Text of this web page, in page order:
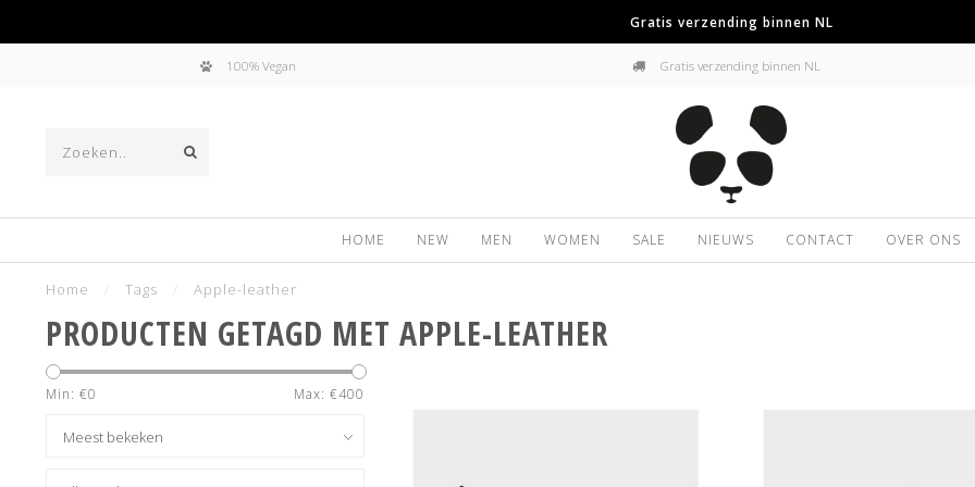
Gratis verzending binnen NL
100% Vegan Gratis verzending binnen NL
HOME NEW MEN WOMEN SALE NIEUWS CONTACT OVER ONS
Home Tags Apple-leather
PRODUCTEN GETAGD MET APPLE-LEATHER
Min: €0 Max: €400